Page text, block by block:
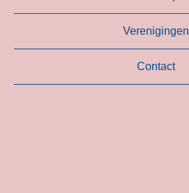
Verenigingen
Contact